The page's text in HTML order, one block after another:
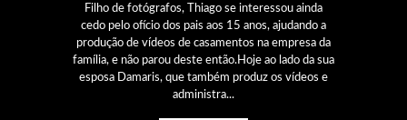
Filho de fotógrafos, Thiago se interessou ainda
cedo pelo ofício dos pais aos 15 anos, ajudando a
produção de vídeos de casamentos na empresa da
família, e não parou deste então.Hoje ao lado da sua
esposa Damaris, que também produz os vídeos e
administra...